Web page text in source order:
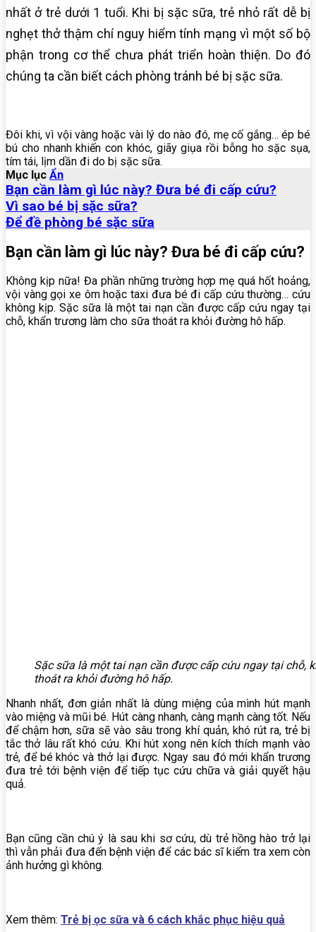
nhất ở trẻ dưới 1 tuổi. Khi bị sặc sữa, trẻ nhỏ rất dễ bị
nghẹt thở thậm chí nguy hiểm tính mạng vì một số bộ
phận trong cơ thể chưa phát triển hoàn thiện. Do đó
chúng ta cần biết cách phòng tránh bé bị sặc sữa.
Đôi khi, vì vội vàng hoặc vài lý do nào đó, mẹ cố gắng… ép bé
bú cho nhanh khiến con khóc, giãy giụa rồi bỗng ho sặc sụa,
tím tái, lịm dần đi do bị sặc sữa.
Mục lục Ẩn
Bạn cần làm gì lúc này? Đưa bé đi cấp cứu?
Vì sao bé bị sặc sữa?
Để đề phòng bé sặc sữa
Bạn cần làm gì lúc này? Đưa bé đi cấp cứu?
Không kịp nữa! Đa phần những trường hợp mẹ quá hốt hoảng,
vội vàng gọi xe ôm hoặc taxi đưa bé đi cấp cứu thường… cứu
không kịp. Sặc sữa là một tai nạn cần được cấp cứu ngay tại
chỗ, khẩn trương làm cho sữa thoát ra khỏi đường hô hấp.
Sặc sữa là một tai nạn cần được cấp cứu ngay tại chỗ,
thoát ra khỏi đường hô hấp.
Nhanh nhất, đơn giản nhất là dùng miệng của mình hút mạnh
vào miệng và mũi bé. Hút càng nhanh, càng mạnh càng tốt. Nếu
để chậm hơn, sữa sẽ vào sâu trong khí quản, khó rút ra, trẻ bị
tắc thở lâu rất khó cứu. Khi hút xong nên kích thích mạnh vào
trẻ, để bé khóc và thở lại được. Ngay sau đó mới khẩn trương
đưa trẻ tới bệnh viện để tiếp tục cứu chữa và giải quyết hậu
quả.
Bạn cũng cần chú ý là sau khi sơ cứu, dù trẻ hồng hào trở lại
thì vẫn phải đưa đến bệnh viện để các bác sĩ kiểm tra xem còn
ảnh hưởng gì không.
Xem thêm: Trẻ bị ọc sữa và 6 cách khắc phục hiệu quả